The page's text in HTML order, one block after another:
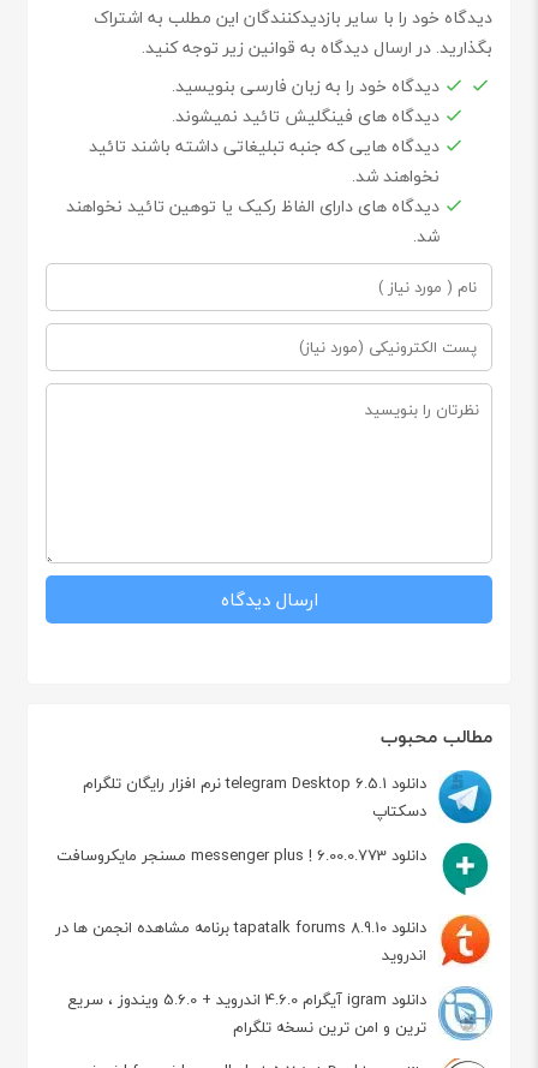
مطالب محبوب
دانلود telegram Desktop 6.5.1 نرم افزار رایگان تلگرام
دسکتاپ
دانلود messenger plus ! 6.00.0.773 مسنجر مایکروسافت
دانلود tapatalk forums 8.9.10 برنامه مشاهده انجمن ها در
اندروید
دانلود igram آیگرام 4.6.0 اندروید + 5.6.0 ویندوز ، سریع
ترین و امن ترین نسخه تلگرام
دیدگاه خود را با سایر بازدیدکنندگان این مطلب به اشتراک
بگذارید. در ارسال دیدگاه به قوانین زیر توجه کنید.
دیدگاه خود را به زبان فارسی بنویسید.
دیدگاه های فینگلیش تائید نمیشوند.
دیدگاه هایی که جنبه تبلیغاتی داشته باشند تائید
نخواهند شد.
دیدگاه های دارای الفاظ رکیک یا توهین تائید نخواهند
شد.